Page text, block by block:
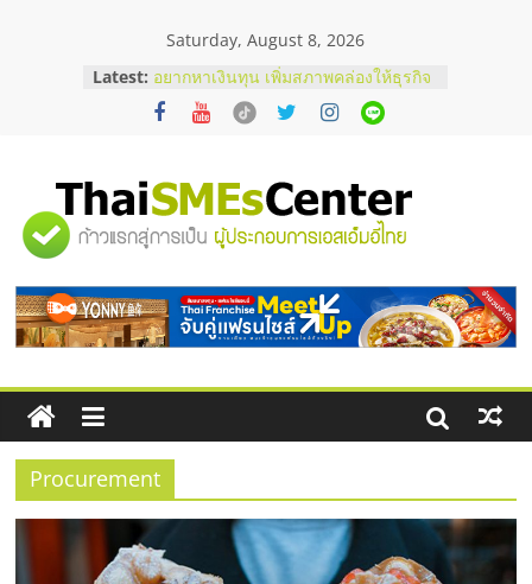
Saturday, August 8, 2026
Latest:
บริษัท Cybersecurity ในไทยที่ไหนดี?
วิธีเลือกผู้ให้บริการให้คุ้มค่าและตอบ
โจทย์ธุรกิจ
อยากหาเงินทุน เพิ่มสภาพคล่องให้ธุรกิจ
บริการน้ำมัน Shell
สัมมนาลงทุน แฟรนไชส์ยอนนี่
ThaiFranchise Meet Up จับคู่แฟรน
ร้านเครื่องเสียงคุณภาพสูง พร้อม
โซลูชันระบบภาพและเสียง
"ศูนย์
รวม
ข้อมูล
ธุรกิจ
SME
แห่ง
Procurement